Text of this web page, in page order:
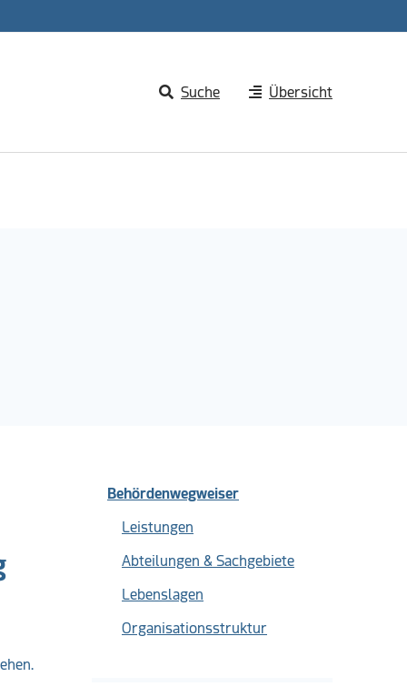
Suche Übersicht
Behördenwegweiser
Leistungen
Abteilungen & Sachgebiete
Lebenslagen
Organisationsstruktur